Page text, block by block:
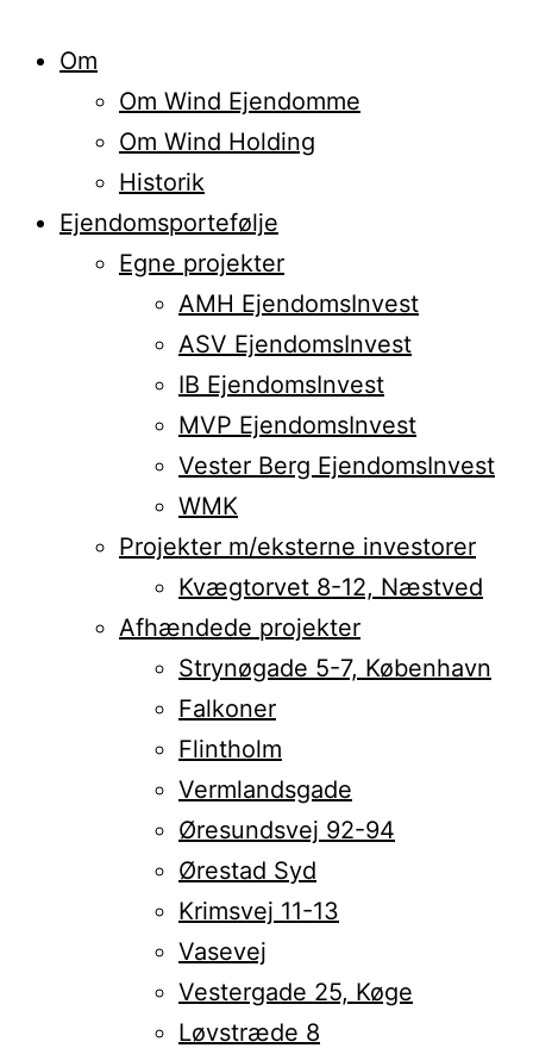
Om
Om Wind Ejendomme
Om Wind Holding
Historik
Ejendomsportefølje
Egne projekter
AMH EjendomsInvest
ASV EjendomsInvest
IB EjendomsInvest
MVP EjendomsInvest
Vester Berg EjendomsInvest
WMK
Projekter m/eksterne investorer
Kvægtorvet 8-12, Næstved
Afhændede projekter
Strynøgade 5-7, København
Falkoner
Flintholm
Vermlandsgade
Øresundsvej 92-94
Ørestad Syd
Krimsvej 11-13
Vasevej
Vestergade 25, Køge
Løvstræde 8